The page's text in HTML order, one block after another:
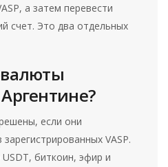
а затем перевести
счет. Это два отдельных
если они
VASP.
биткоин, эфир и